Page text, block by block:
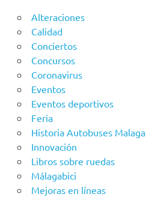
Alteraciones
Calidad
Conciertos
Concursos
Coronavirus
Eventos
Eventos deportivos
Feria
Historia Autobuses Malaga
Innovación
Libros sobre ruedas
Málagabici
Mejoras en líneas